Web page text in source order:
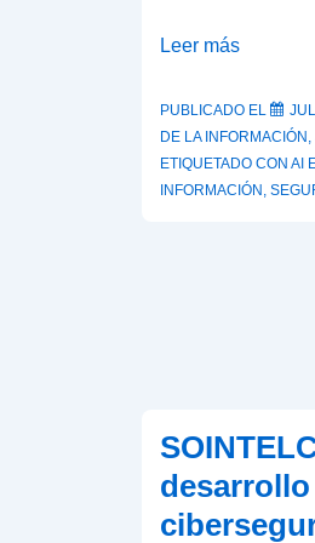
¿Qué
segura
es
tu
Leer más
PUBLICADO EL
DE LA INFORMACIÓN ,
ETIQUETADO CON AI
INFORMACIÓN ,